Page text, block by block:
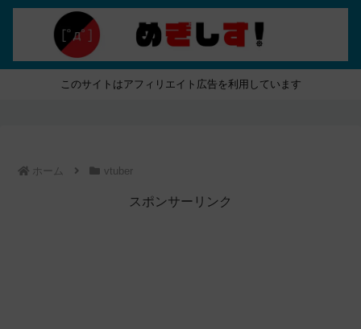
このサイトはアフィリエイト広告を利用しています
ホーム vtuber
スポンサーリンク